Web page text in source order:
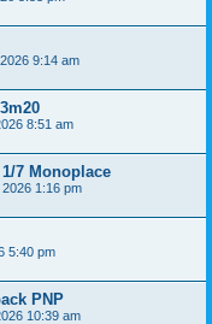
9:14 am
8:51 am
7 Monoplace
1:16 pm
5:40 pm
PNP
10:39 am